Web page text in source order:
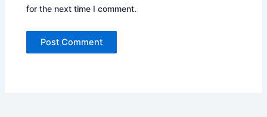
for the next time I comment.